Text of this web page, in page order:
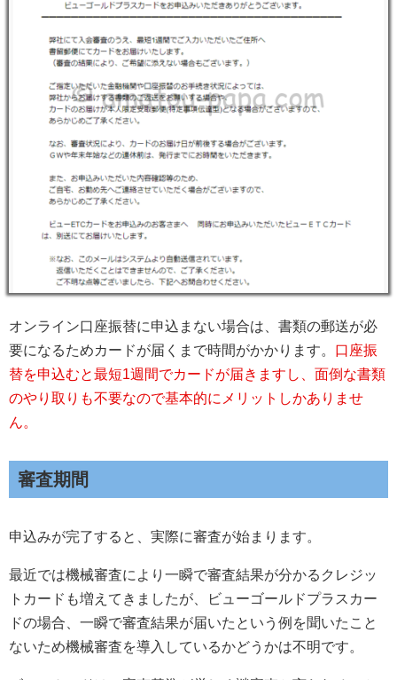
オンライン口座振替に申込まない場合は、書類の郵送が必
要になるためカードが届くまで時間がかかります。 口座振
替を申込むと最短1週間でカードが届きますし、面倒な書類
のやり取りも不要なので基本的にメリットしかありませ
ん。
審査期間
申込みが完了すると、実際に審査が始まります。
最近では機械審査により一瞬で審査結果が分かるクレジッ
トカードも増えてきましたが、ビューゴールドプラスカー
ドの場合、一瞬で審査結果が届いたという例を聞いたこと
ないため機械審査を導入しているかどうかは不明です。